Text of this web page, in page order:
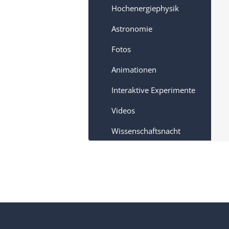
Hochenergiephysik
Astronomie
Fotos
Animationen
Interaktive Experimente
Videos
Wissenschaftsnacht